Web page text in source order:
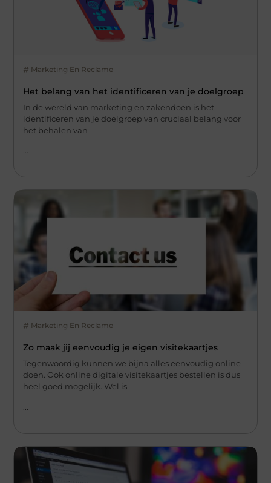
Marketing En Reclame
Het belang van het identificeren van je doelgroep
In de wereld van marketing en zakendoen is het
identificeren van je doelgroep van cruciaal belang voor
het behalen van
...
Marketing En Reclame
Zo maak jij eenvoudig je eigen visitekaartjes
Tegenwoordig kunnen we bijna alles eenvoudig online
doen. Ook online digitale visitekaartjes bestellen is dus
heel goed mogelijk. Wel is